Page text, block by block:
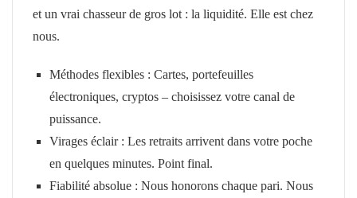
et un vrai chasseur de gros lot : la liquidité. Elle est chez
nous.
Méthodes flexibles : Cartes, portefeuilles
électroniques, cryptos – choisissez votre canal de
puissance.
Virages éclair : Les retraits arrivent dans votre poche
en quelques minutes. Point final.
Fiabilité absolue : Nous honorons chaque pari. Nous